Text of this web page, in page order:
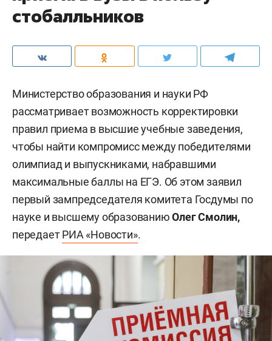
стобалльников
Министерство образования и науки РФ
рассматривает возможность корректировки
правил приема в высшие учебные заведения,
чтобы найти компромисс между победителями
олимпиад и выпускниками, набравшими
максимальные баллы на ЕГЭ. Об этом заявил
первый зампредседателя комитета Госдумы по
науке и высшему образованиюОлег Смолин,
передаетРИА «Новости».